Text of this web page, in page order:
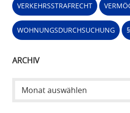
VERKEHRSSTRAFRECHT
WOHNUNGSDURCHSUCHUNG
ARCHIV